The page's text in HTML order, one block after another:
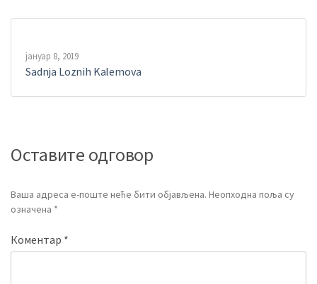
јануар 8, 2019
Sadnja Loznih Kalemova
Оставите одговор
Ваша адреса е-поште неће бити објављена. Неопходна поља су
означена *
Коментар *